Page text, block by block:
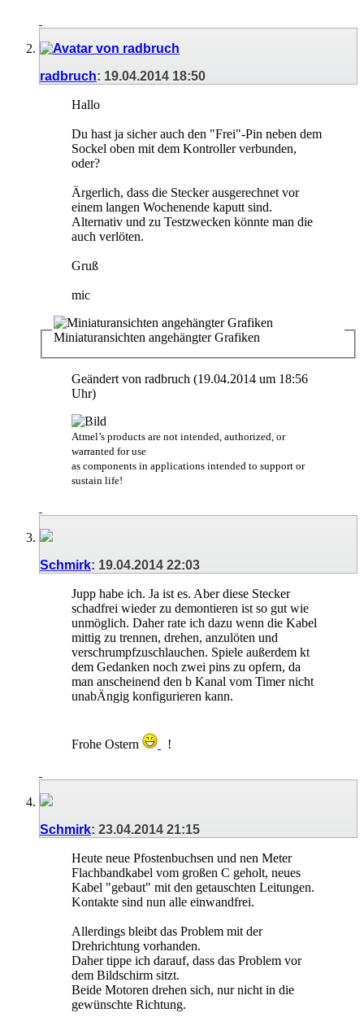
radbruch: 19.04.2014 18:50
Hallo
Du hast ja sicher auch den "Frei"-Pin neben dem
Sockel oben mit dem Kontroller verbunden,
oder?
Ärgerlich, dass die Stecker ausgerechnet vor
einem langen Wochenende kaputt sind.
Alternativ und zu Testzwecken könnte man die
auch verlöten.
Gruß
mic
Miniaturansichten angehängter Grafiken
Geändert von radbruch (19.04.2014 um 18:56
Uhr)
Atmel’s products are not intended, authorized, or
warranted for use
as components in applications intended to support or
sustain life!
Schmirk: 19.04.2014 22:03
Jupp habe ich. Ja ist es. Aber diese Stecker
schadfrei wieder zu demontieren ist so gut wie
unmöglich. Daher rate ich dazu wenn die Kabel
mittig zu trennen, drehen, anzulöten und
verschrumpfzuschlauchen. Spiele außerdem kt
dem Gedanken noch zwei pins zu opfern, da
man anscheinend den b Kanal vom Timer nicht
unabÄngig konfigurieren kann.
Frohe Ostern !
Schmirk: 23.04.2014 21:15
Heute neue Pfostenbuchsen und nen Meter
Flachbandkabel vom großen C geholt, neues
Kabel "gebaut" mit den getauschten Leitungen.
Kontakte sind nun alle einwandfrei.
Allerdings bleibt das Problem mit der
Drehrichtung vorhanden.
Daher tippe ich darauf, dass das Problem vor
dem Bildschirm sitzt.
Beide Motoren drehen sich, nur nicht in die
gewünschte Richtung.